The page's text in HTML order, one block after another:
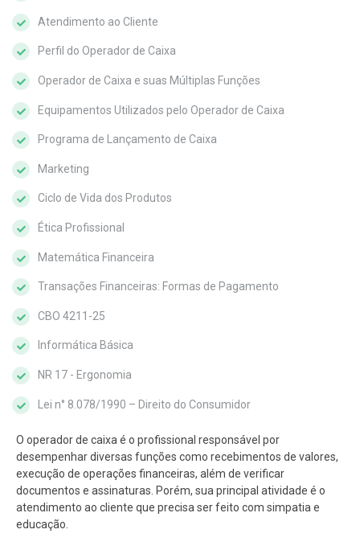
Atendimento ao Cliente
Perfil do Operador de Caixa
Operador de Caixa e suas Múltiplas Funções
Equipamentos Utilizados pelo Operador de Caixa
Programa de Lançamento de Caixa
Marketing
Ciclo de Vida dos Produtos
Ética Profissional
Matemática Financeira
Transações Financeiras: Formas de Pagamento
CBO 4211-25
Informática Básica
NR 17 - Ergonomia
Lei n° 8.078/1990 – Direito do Consumidor
O operador de caixa é o profissional responsável por
desempenhar diversas funções como recebimentos de valores,
execução de operações financeiras, além de verificar
documentos e assinaturas. Porém, sua principal atividade é o
atendimento ao cliente que precisa ser feito com simpatia e
educação.